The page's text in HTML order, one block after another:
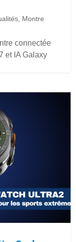
, Montre
connectée
et IA Galaxy